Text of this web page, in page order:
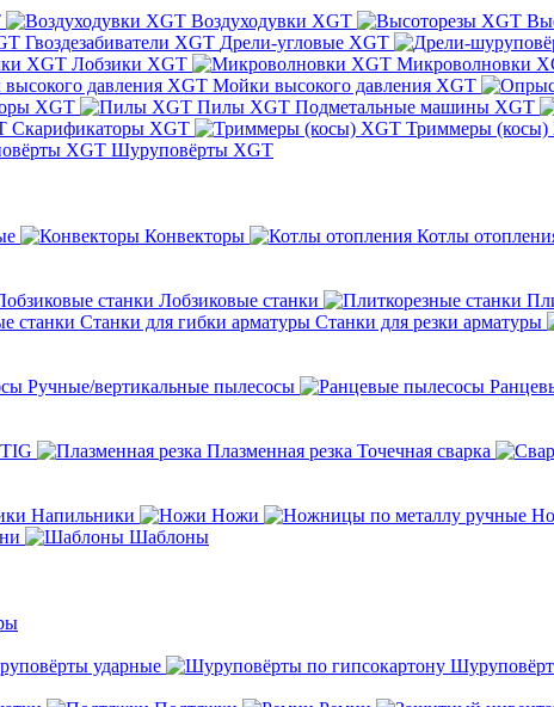
Воздуходувки XGT
Гвоздезабиватели XGT Дрели-угловые XGT
Лобзики XGT Микроволновки
Мойки высокого давления XGT
XGT Пилы XGT Подметальные машины XGT
Скарификаторы XGT Триммеры (косы)
Шуруповёрты XGT
Конвекторы Котлы
Лобзиковые станки
станки Станки для гибки арматуры Станки для резки арматуры
Ручные/вертикальные пылесосы
Плазменная резка Точечная сварка
Напильники Ножи
Шаблоны
ударные